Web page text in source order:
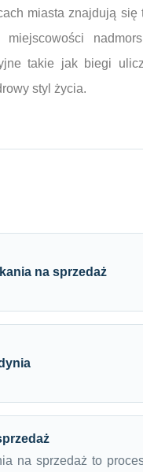
miasta znajdują
miejscowości
takie jak biegi
styl życia.
na sprzedaż
na sprzedaż to